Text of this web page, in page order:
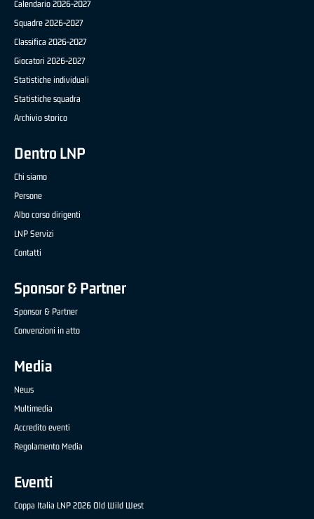
Calendario 2026-2027
Squadre 2026-2027
Classifica 2026-2027
Giocatori 2026-2027
Statistiche individuali
Statistiche squadra
Archivio storico
Dentro LNP
Chi siamo
Persone
Albo corso dirigenti
LNP Servizi
Contatti
Sponsor & Partner
Sponsor & Partner
Convenzioni in atto
Media
News
Multimedia
Accredito eventi
Regolamento Media
Eventi
Coppa Italia LNP 2026 Old Wild West